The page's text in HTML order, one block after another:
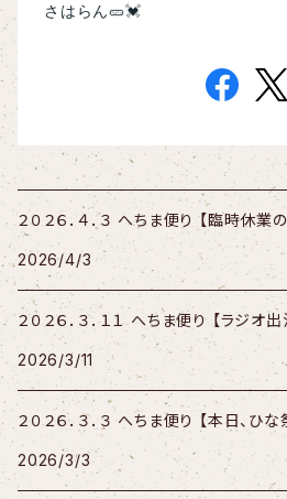
さはらん🥒💓
２０２６．４．３ へちま便り 【臨時
2026/4/3
２０２６．３．１１ へちま便り 【
2026/3/11
２０２６．３．３ へちま便り 【本日、
2026/3/3